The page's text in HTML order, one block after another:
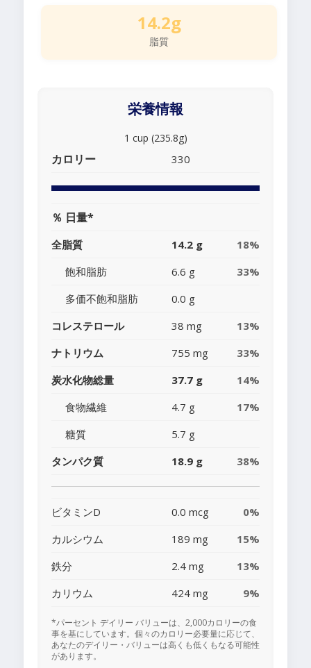
14.2g
脂質
栄養情報
1 cup (235.8g)
カロリー 330
％ 日量*
全脂質 14.2 g
18%
飽和脂肪
6.6 g
33%
多価不飽和脂肪
0.0 g
コレステロール
38 mg
13%
ナトリウム
755 mg
33%
炭水化物総量
37.7 g
14%
食物繊維
4.7 g
17%
糖質
5.7 g
タンパク質
18.9 g 38%
ビタミンD 0.0 mcg
0%
カルシウム
189 mg
15%
鉄分
2.4 mg
13%
カリウム
424 mg 9%
*パーセント デイリー バリューは、2,000カロリーの食
事を基にしています。個々のカロリー必要量に応じて、
あなたのデイリー・バリューは高くも低くもなる可能性
があります。